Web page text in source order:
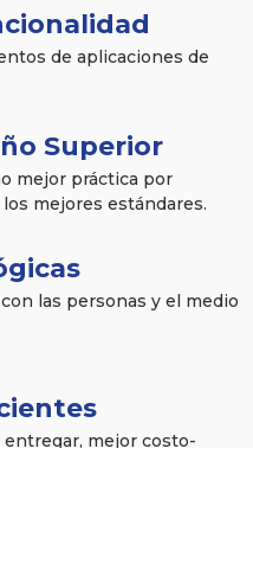
de aplicaciones de
Superior
mejor práctica por
mejores estándares.
las personas y el medio
entregar, mejor costo-